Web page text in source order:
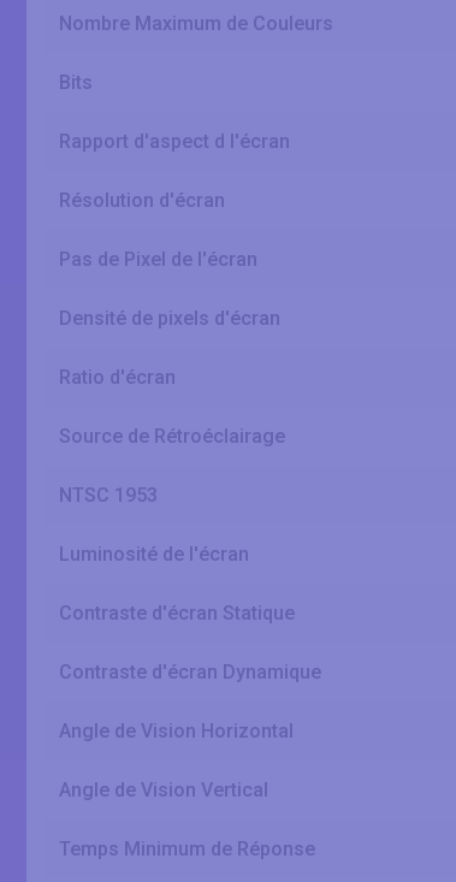
Nombre Maximum de Couleurs
Bits
Rapport d'aspect d l'écran
Résolution d'écran
Pas de Pixel de l'écran
Densité de pixels d'écran
Ratio d'écran
Source de Rétroéclairage
NTSC 1953
Luminosité de l'écran
Contraste d'écran Statique
Contraste d'écran Dynamique
Angle de Vision Horizontal
Angle de Vision Vertical
Temps Minimum de Réponse